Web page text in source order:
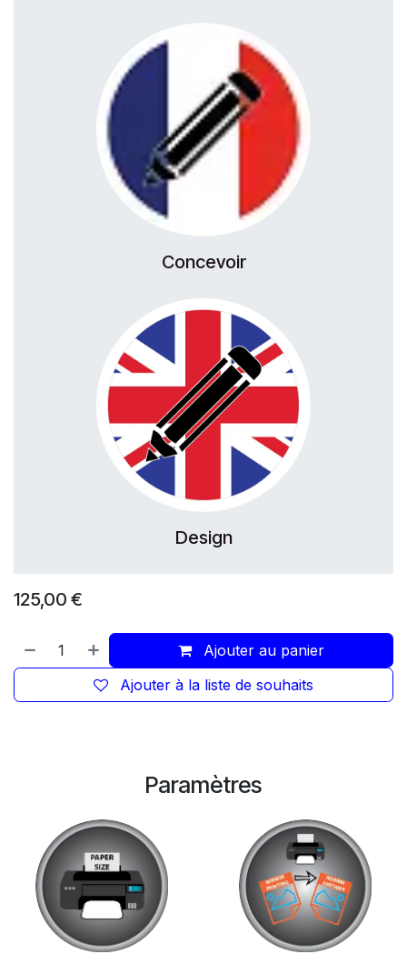
Concevoir
Design
125,00 €
Ajouter au panier
Ajouter à la liste de souhaits
Paramètres